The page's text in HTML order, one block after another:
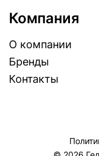
Компания
О компании
Бренды
Контакты